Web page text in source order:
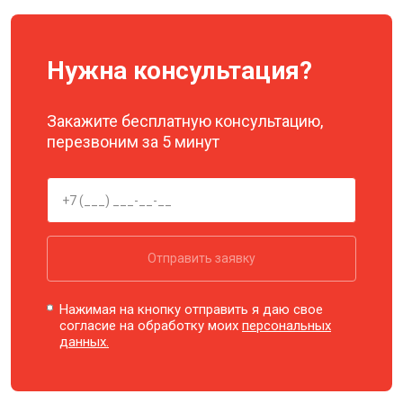
Нужна консультация?
Закажите бесплатную консультацию,
перезвоним за 5 минут
Отправить заявку
Нажимая на кнопку отправить я даю свое
согласие на обработку моихперсональных
данных.